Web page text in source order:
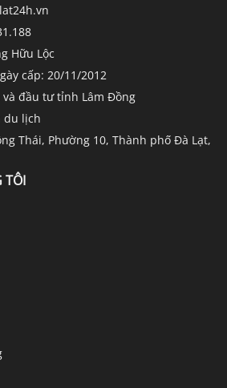
Hữu Lộc
cấp: 20/11/2012
và đầu tư tỉnh Lâm Đồng
du lịch
Thái, Phường 10, Thành phố Đà Lạt,
TÔI